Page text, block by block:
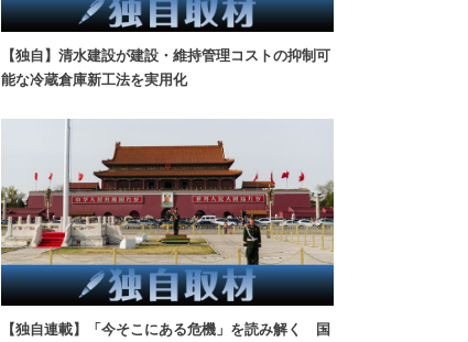
【独自】清水建設が建設・維持管理コストの抑制可
能な冷蔵倉庫新工法を実用化
【独自連載】「今そこにある危機」を読み解く 国